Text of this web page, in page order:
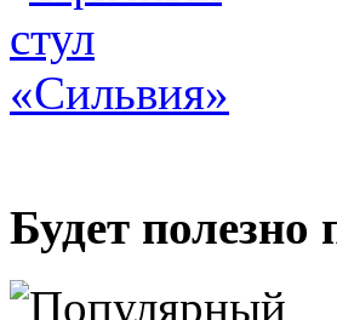
Будет полезно